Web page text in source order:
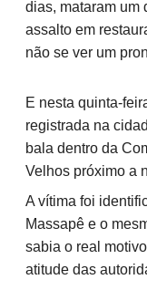
dias, mataram um
assalto em
não se ver um
E nesta quinta-
registrada na
bala dentro da
Velhos próximo a
A vítima foi
Massapê e o
sabia o real
atitude das